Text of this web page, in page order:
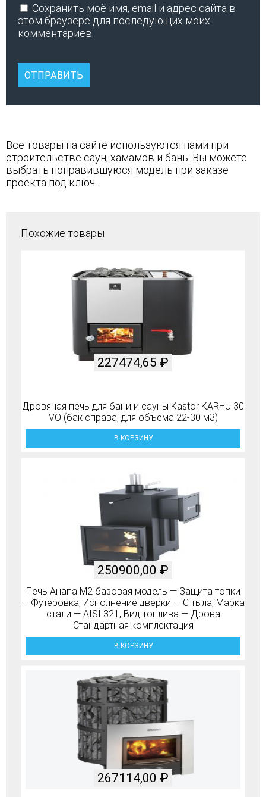
Сохранить моё имя, email и адрес сайта в
этом браузере для последующих моих
комментариев.
Все товары на сайте используются нами при
строительстве саун, хамамов и бань . Вы можете
выбрать понравившуюся модель при заказе
проекта под ключ.
Похожие товары
Дровяная печь для бани и сауны Kastor KARHU 30
VO (бак справа, для объема 22-30 м3)
227474,65 ₽
В КОРЗИНУ
Печь Анапа М2 базовая модель — Защита топки
— Футеровка, Исполнение дверки — С тыла, Марка
стали — AISI 321, Вид топлива — Дрова
Стандартная комплектация
250900,00 ₽
В КОРЗИНУ
267114,00 ₽